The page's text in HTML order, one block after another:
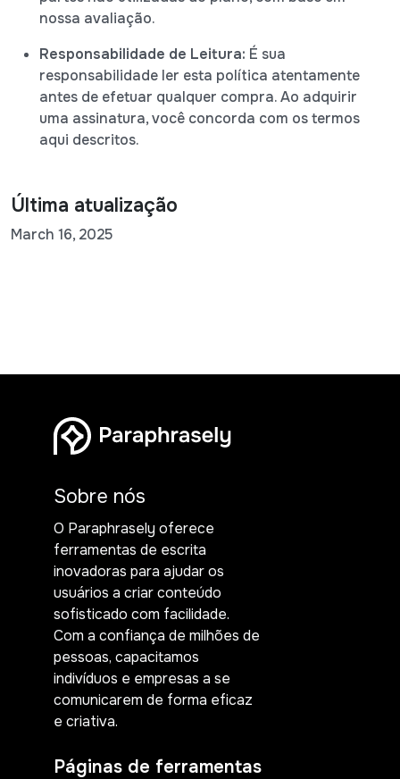
nossa avaliação.
Responsabilidade de Leitura: É sua
responsabilidade ler esta política atentamente
antes de efetuar qualquer compra. Ao adquirir
uma assinatura, você concorda com os termos
aqui descritos.
Última atualização
March 16, 2025
Sobre nós
O Paraphrasely oferece
ferramentas de escrita
inovadoras para ajudar os
usuários a criar conteúdo
sofisticado com facilidade.
Com a confiança de milhões de
pessoas, capacitamos
indivíduos e empresas a se
comunicarem de forma eficaz
e criativa.
Páginas de ferramentas